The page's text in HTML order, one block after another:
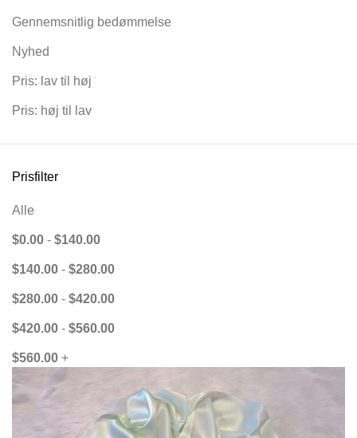
Gennemsnitlig bedømmelse
Nyhed
Pris: lav til høj
Pris: høj til lav
Prisfilter
Alle
$0.00 - $140.00
$140.00 - $280.00
$280.00 - $420.00
$420.00 - $560.00
$560.00 +